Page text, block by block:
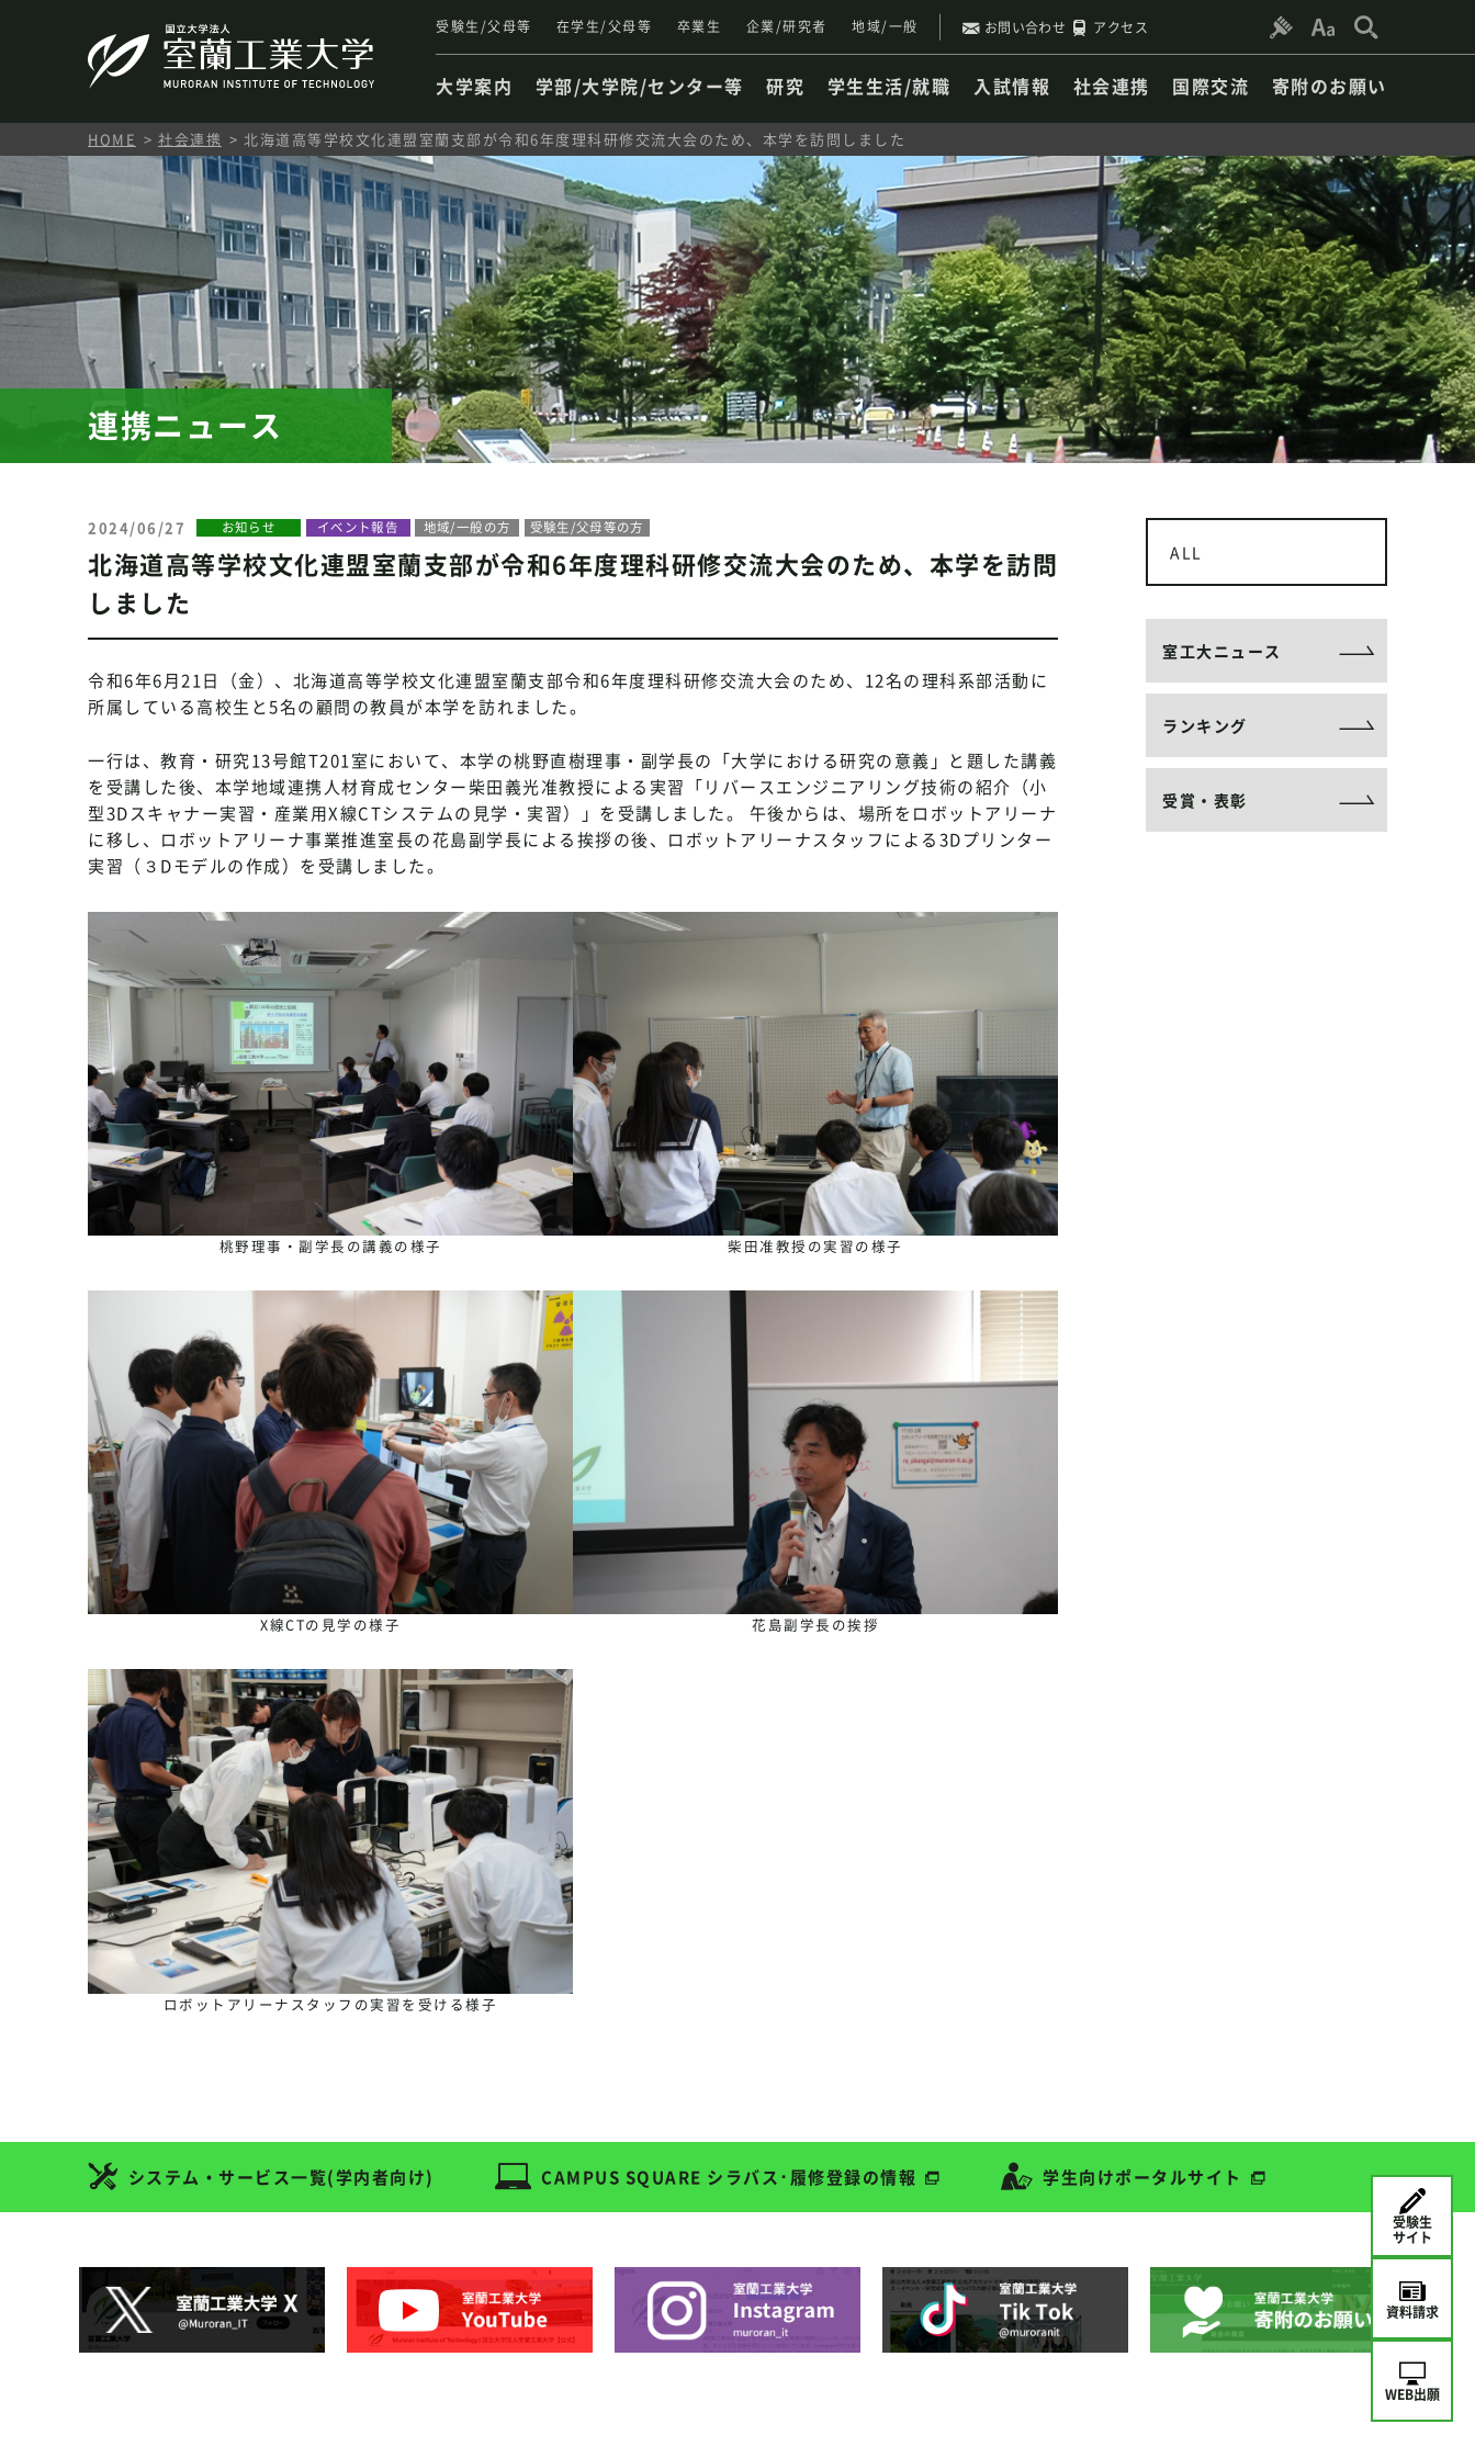
受験生/父母等 在学生/父母等 卒業生 企業/研究者 地域/一般 お問い合わせ アクセス
大学案内 学部/大学院/センター等 研究 学生生活/就職 入試情報 社会連携 国際交流 寄附のお願い
受験生
サイト
資料請求
WEB出願
HOME 社会連携 北海道高等学校文化連盟室蘭支部が令和6年度理科研修交流大会のため、本学を訪問しました
連携ニュース
2024/06/27 お知らせ イベント報告 地域/一般の方 受験生/父母等の方
北海道高等学校文化連盟室蘭支部が令和6年度理科研修交流大会のため、本学を訪問
しました
令和6年6月21日（金）、北海道高等学校文化連盟室蘭支部令和6年度理科研修交流大会のため、12名の理科系部活動に
所属している高校生と5名の顧問の教員が本学を訪れました。
一行は、教育・研究13号館T201室において、本学の桃野直樹理事・副学長の「大学における研究の意義」と題した講義
を受講した後、本学地域連携人材育成センター柴田義光准教授による実習「リバースエンジニアリング技術の紹介（小
型3Dスキャナー実習・産業用X線CTシステムの見学・実習）」を受講しました。 午後からは、場所をロボットアリーナ
に移し、ロボットアリーナ事業推進室長の花島副学長による挨拶の後、ロボットアリーナスタッフによる3Dプリンター
実習（３Dモデルの作成）を受講しました。
桃野理事・副学長の講義の様子 柴田准教授の実習の様子
X線CTの見学の様子 花島副学長の挨拶
ロボットアリーナスタッフの実習を受ける様子
ALL
室工大ニュース
ランキング
受賞・表彰
システム・サービス一覧(学内者向け) CAMPUS SQUARE シラバス･履修登録の情報 学生向けポータルサイト